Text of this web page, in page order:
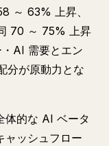
～ 63% 上昇、
70 ～ 75% 上昇
AI 需要とエン
分が原動力とな
体的な AI ベータ
ャッシュフロー